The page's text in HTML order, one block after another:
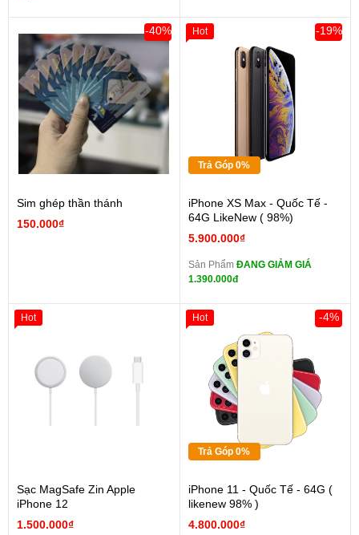
Sim ghép thần thánh
150.000₫
-40%
Trả Góp 0%
iPhone XS Max - Quốc Tế -
64G LikeNew ( 98%)
5.900.000₫
-19%
Sản Phẩm ĐANG GIẢM GIÁ
1.390.000đ
Hot
Sạc MagSafe Zin Apple
iPhone 12
1.500.000₫
Hot
Trả Góp 0%
iPhone 11 - Quốc Tế - 64G (
likenew 98% )
4.800.000₫
-4%
Hot